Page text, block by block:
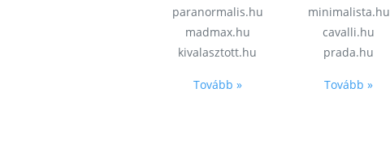
paranormalis.hu
madmax.hu
kivalasztott.hu
Tovább »
minimalista.hu
cavalli.hu
prada.hu
Tovább »